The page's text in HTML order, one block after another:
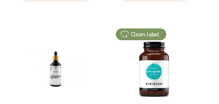
clean label